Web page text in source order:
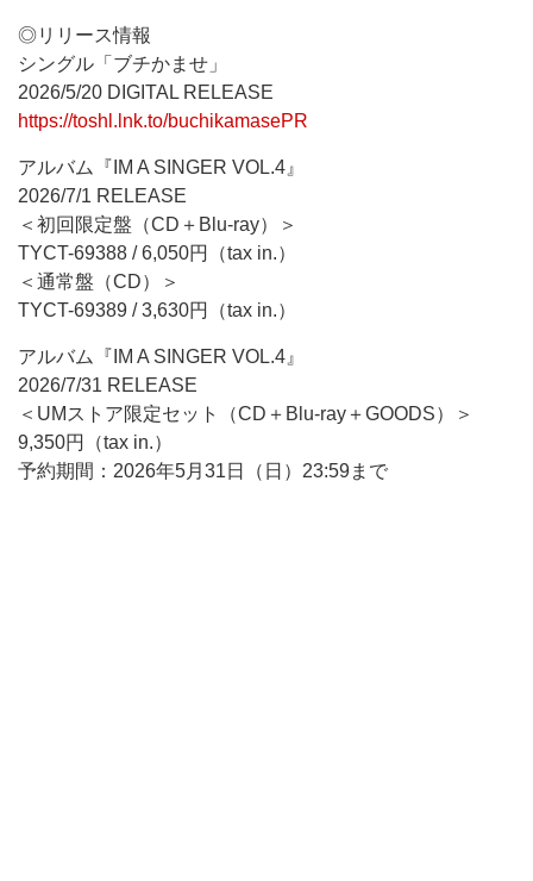
◎リリース情報
シングル「ブチかませ」
2026/5/20 DIGITAL RELEASE
https://toshl.lnk.to/buchikamasePR
アルバム『IM A SINGER VOL.4』
2026/7/1 RELEASE
＜初回限定盤（CD＋Blu-ray）＞
TYCT-69388 / 6,050円（tax in.）
＜通常盤（CD）＞
TYCT-69389 / 3,630円（tax in.）
アルバム『IM A SINGER VOL.4』
2026/7/31 RELEASE
＜UMストア限定セット（CD＋Blu-ray＋GOODS）＞
9,350円（tax in.）
予約期間：2026年5月31日（日）23:59まで